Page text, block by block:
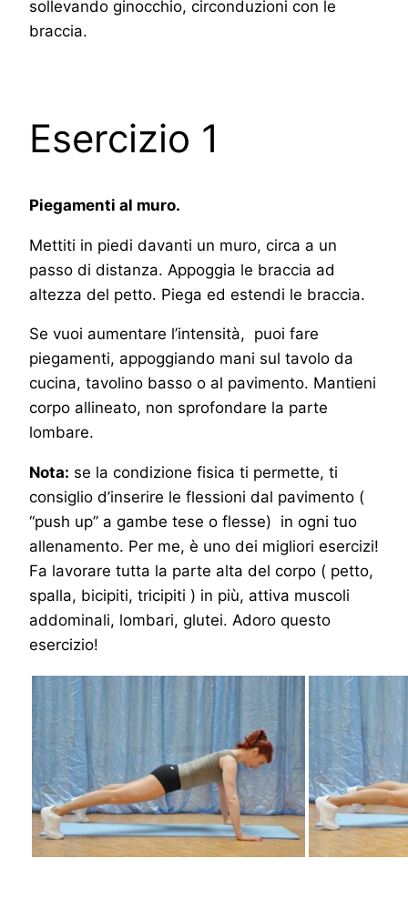
sollevando ginocchio, circonduzioni con le
braccia.
Esercizio 1
Piegamenti al muro.
Mettiti in piedi davanti un muro, circa a un
passo di distanza. Appoggia le braccia ad
altezza del petto. Piega ed estendi le braccia.
Se vuoi aumentare l’intensità, puoi fare
piegamenti, appoggiando mani sul tavolo da
cucina, tavolino basso o al pavimento. Mantieni
corpo allineato, non sprofondare la parte
lombare.
Nota: se la condizione fisica ti permette, ti
consiglio d’inserire le flessioni dal pavimento (
“push up” a gambe tese o flesse) in ogni tuo
allenamento. Per me, è uno dei migliori esercizi!
Fa lavorare tutta la parte alta del corpo ( petto,
spalla, bicipiti, tricipiti ) in più, attiva muscoli
addominali, lombari, glutei. Adoro questo
esercizio!